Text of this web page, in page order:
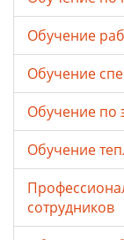
Обучение
Обучение
Обучение по
Обучение
сотрудников